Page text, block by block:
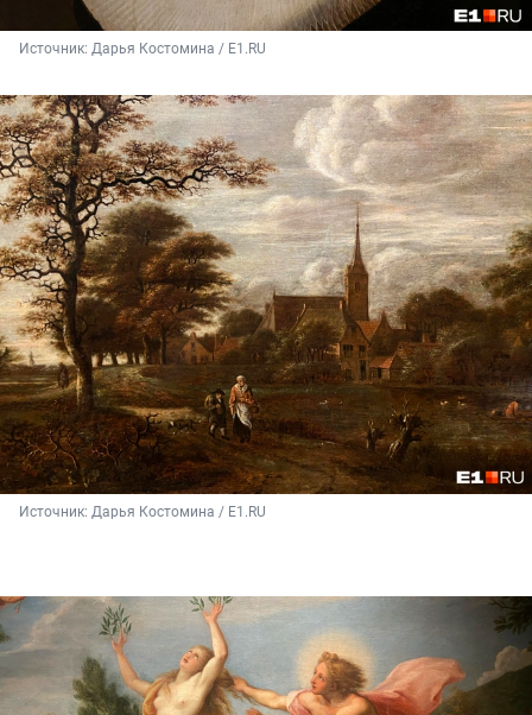
Источник: Дарья Костомина / E1.RU
Источник: Дарья Костомина / E1.RU